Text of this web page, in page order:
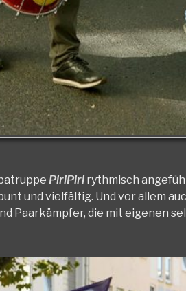
PiriPiri rythmisch
und vielfältig. Und vor allem
Paarkämpfer, die mit eigenen